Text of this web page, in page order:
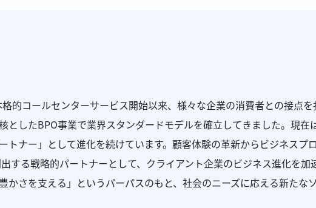
的コールセンターサービス開始以来、様々な企業の消費者との接点
としたBPO事業で業界スタンダードモデルを確立してきました。現在
トナー」として進化を続けています。顧客体験の革新からビジネスプ
する戦略的パートナーとして、クライアント企業のビジネス進化を加
かさを支える」というパーパスのもと、社会のニーズに応える新たな